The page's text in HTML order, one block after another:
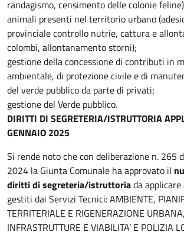
randagismo, censimento delle colonie
animali presenti nel territorio urbano
provinciale controllo nutrie, cattura e
colombi, allontanamento storni);
gestione della concessione di contributi in
ambientale, di protezione civile e di
del verde pubblico da parte di privati;
gestione del Verde pubblico.
DIRITTI DI SEGRETERIA/ISTRUTTORIA
GENNAIO 2025
Si rende noto che con deliberazione n. 265
2024 la Giunta Comunale ha approvato il
diritti di segreteria/istruttoriada
gestiti dai Servizi Tecnici: AMBIENTE,
TERRITERIALE E RIGENERAZIONE
INFRASTRUTTURE E VIABILITA’ E POLIZIA